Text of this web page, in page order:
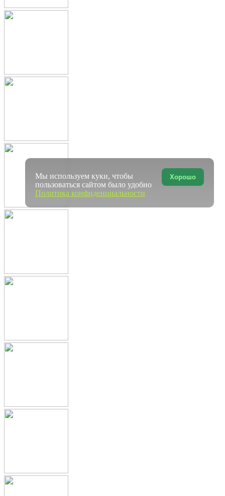
Хорошо
Мы используем куки, чтобы
пользоваться сайтом было удобно
Политика конфиденциальности